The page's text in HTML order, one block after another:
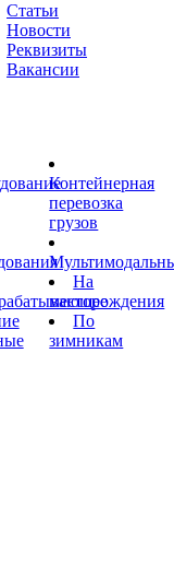
Статьи
Новости
Реквизиты
Вакансии
Контейнерная
перевозка
грузов
На
месторождения
По
зимникам